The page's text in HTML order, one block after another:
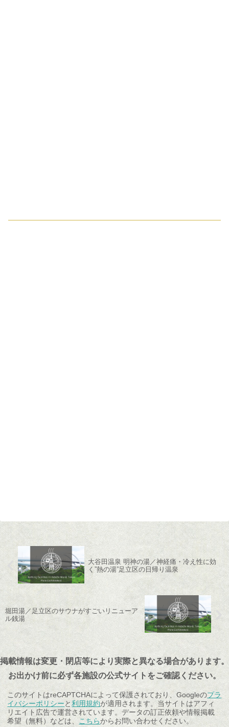
大谷田温泉 明神の湯／神経痛・冷え性に効
く”熱の湯”足立区の日帰り温泉
堀田湯／足立区のサウナがすごいリニューア
ル銭湯
掲載情報は変更・閉店等により実際と異なる場合があります。
お出かけ前に必ず各施設の公式サイトをご確認ください。
このサイトはreCAPTCHAによって保護されており、Googleのプラ
イバシーポリシーと利用規約が適用されます。当サイトはアフィ
リエイト広告で運営されています。データの訂正依頼や情報掲載
希望（無料）などは、
こちらからお問い合わせください。